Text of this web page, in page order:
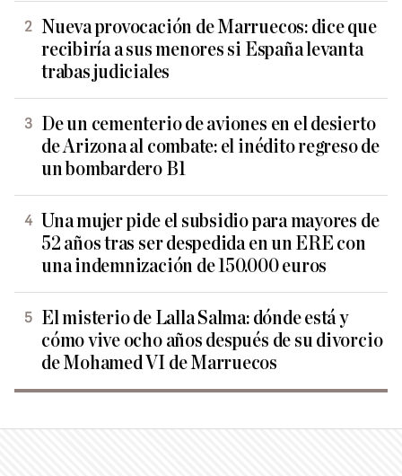
Nueva provocación de Marruecos: dice que
recibiría a sus menores si España levanta
trabas judiciales
De un cementerio de aviones en el desierto
de Arizona al combate: el inédito regreso de
un bombardero B1
Una mujer pide el subsidio para mayores de
52 años tras ser despedida en un ERE con
una indemnización de 150.000 euros
El misterio de Lalla Salma: dónde está y
cómo vive ocho años después de su divorcio
de Mohamed VI de Marruecos